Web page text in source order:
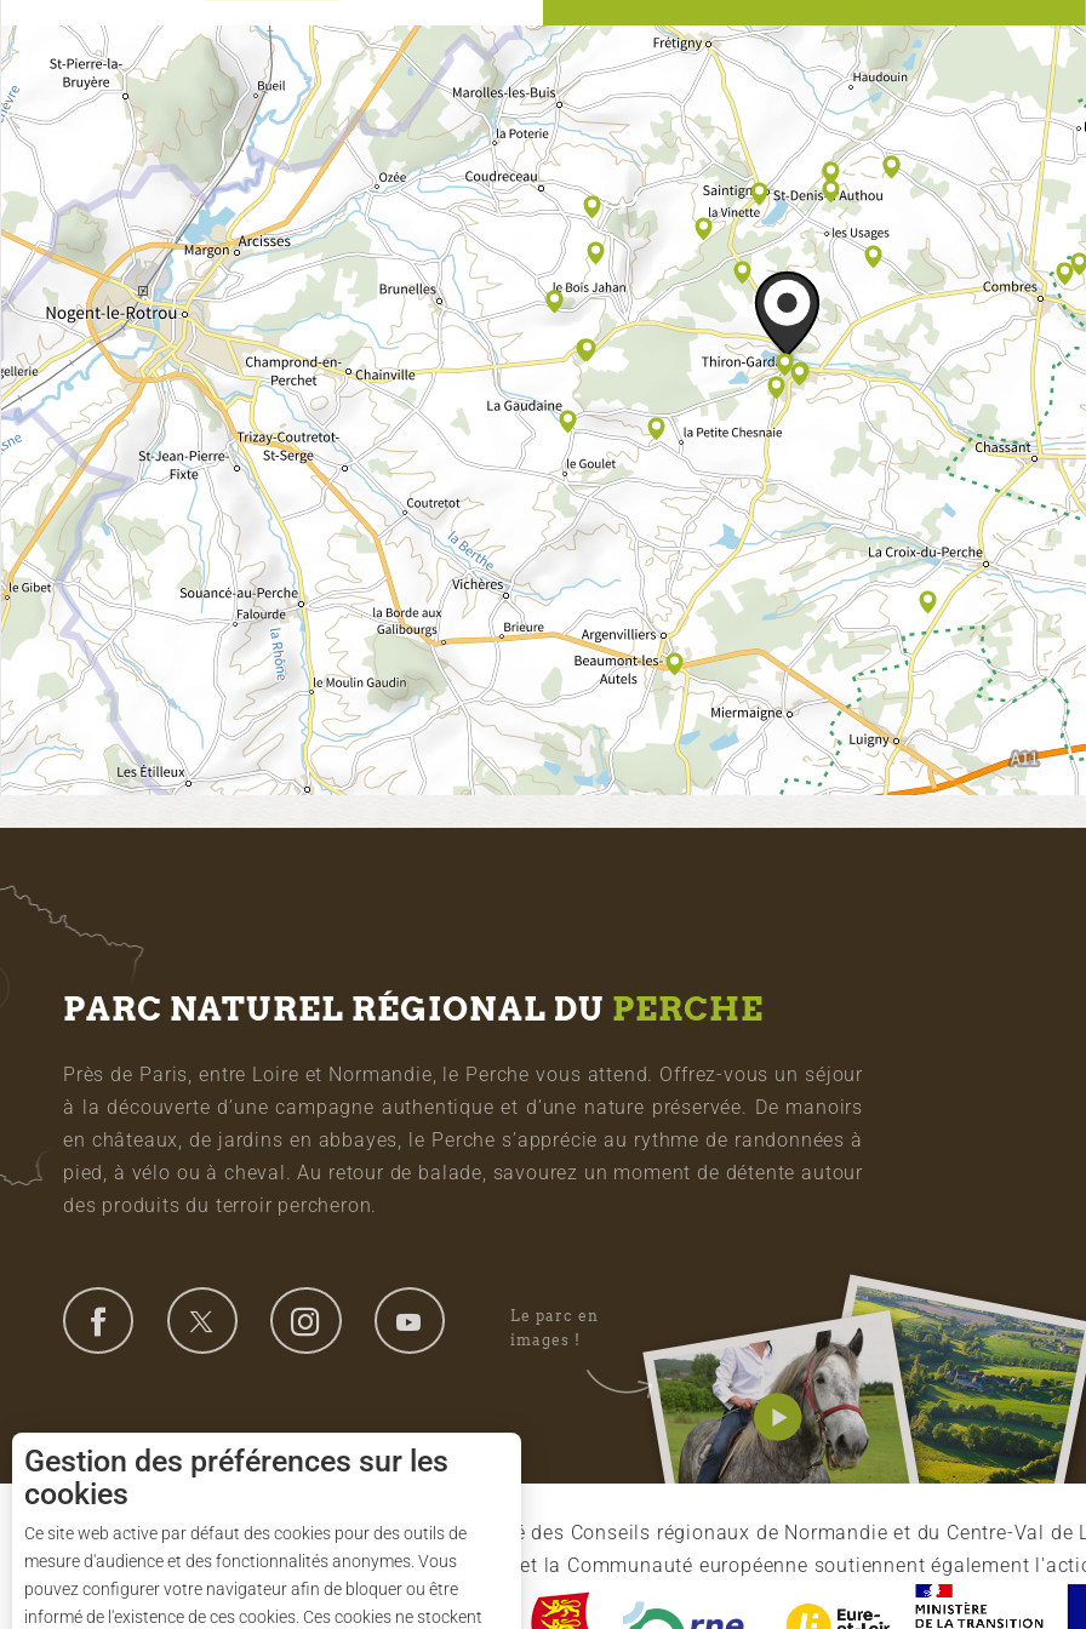
PARC NATUREL RÉGIONAL DU PERCHE
Près de Paris, entre Loire et Normandie, le Perche vous attend. Offrez-vous un séjour
à la découverte d’une campagne authentique et d’une nature préservée. De manoirs
en châteaux, de jardins en abbayes, le Perche s’apprécie au rythme de randonnées à
pied, à vélo ou à cheval. Au retour de balade, savourez un moment de détente autour
des produits du terroir percheron.
Le parc en
images !
Le Syndicat Mixte de gestion du Parc est composé des Conseils régionaux de Normandie et du Centre-Val de
l'Eure-et-Loir et des 91 communes du Parc. L'Etat et la Communauté européenne soutiennent également
Gestion des préférences sur les
cookies
Ce site web active par défaut des cookies pour des outils de
mesure d'audience et des fonctionnalités anonymes. Vous
pouvez configurer votre navigateur afin de bloquer ou être
informé de l'existence de ces cookies. Ces cookies ne stockent